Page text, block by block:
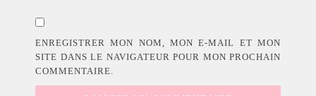
ENREGISTRER MON NOM, MON E-MAIL ET MON
SITE DANS LE NAVIGATEUR POUR MON PROCHAIN
COMMENTAIRE.